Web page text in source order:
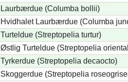
Laurbærdue (Columba bollii)
Hvidhalet Laurbærdue (Columba
Turteldue (Streptopelia turtur)
Østlig Turteldue (Streptopelia
Tyrkerdue (Streptopelia decaocto)
Skoggerdue (Streptopelia